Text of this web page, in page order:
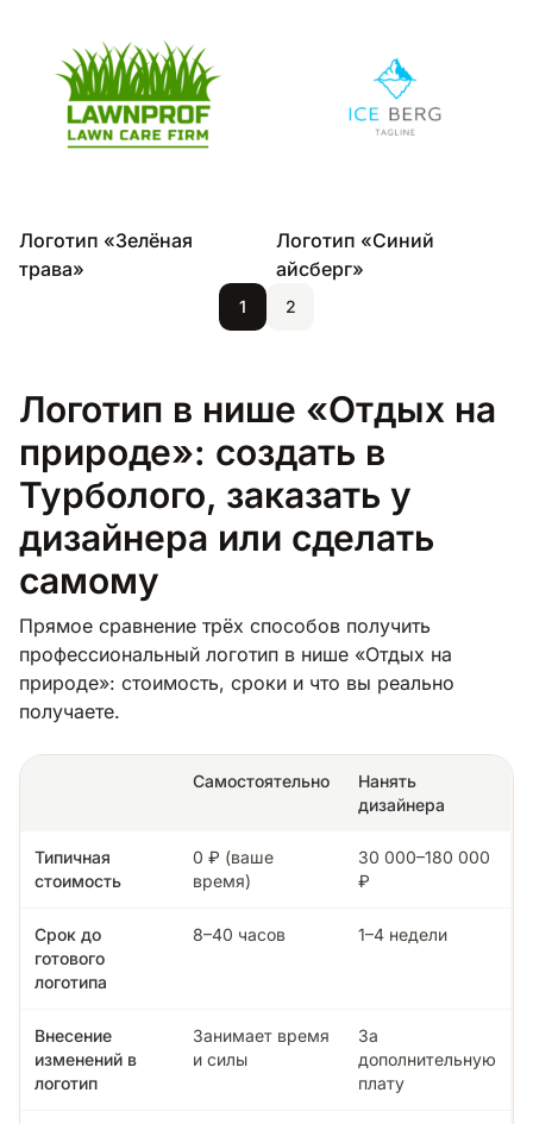
Логотип «Зелёная
трава»
Логотип «Синий
айсберг»
1 2
Логотип в нише «Отдых на
природе»: создать в
Турболого, заказать у
дизайнера или сделать
самому
Прямое сравнение трёх способов получить
профессиональный логотип в нише «Отдых на
природе»: стоимость, сроки и что вы реально
получаете.
Самостоятельно
Нанять
дизайнера
Типичная
стоимость
0 ₽ (ваше
время)
30 000–180 000
₽
Срок до
готового
логотипа
8–40 часов 1–4 недели
Внесение
изменений в
логотип
Занимает время
и силы
За
дополнительную
плату